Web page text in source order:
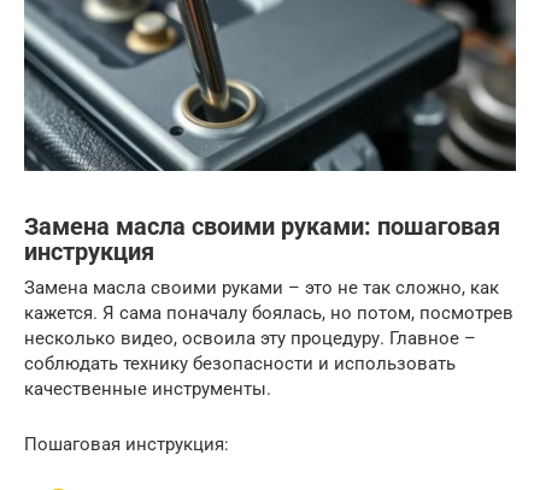
Замена масла своими руками: пошаговая
инструкция
Замена масла своими руками – это не так сложно, как
кажется. Я сама поначалу боялась, но потом, посмотрев
несколько видео, освоила эту процедуру. Главное –
соблюдать технику безопасности и использовать
качественные инструменты.
Пошаговая инструкция: